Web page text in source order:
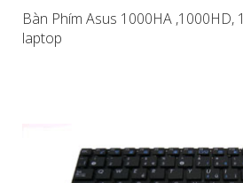
Bàn Phím Asus 1000HA ,1000HD,
laptop